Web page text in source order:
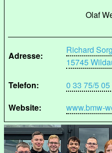
Olaf
Adresse:
Richard
15745
Telefon:
0 33 75/5 05
Website:
www.bmw-